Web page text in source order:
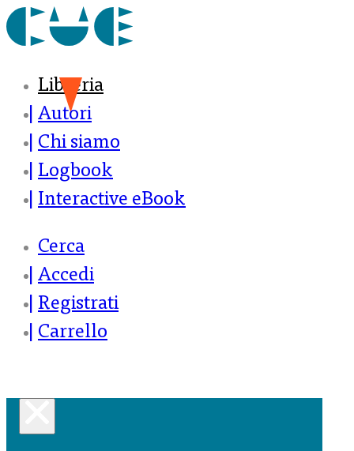
Libreria
Autori
Chi siamo
Logbook
Interactive eBook
Cerca
Accedi
Registrati
Carrello